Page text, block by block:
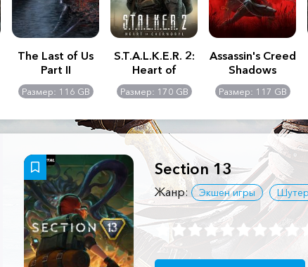
The Last of Us
Part II
Remastered
Размер: 116 GB
S.T.A.L.K.E.R. 2:
Heart of
Chernobyl -
Ultimate Edition
Размер: 170 GB
Assassin's Creed
Shadows
Размер: 117 GB
Section 13
Жанр: Экшен игры